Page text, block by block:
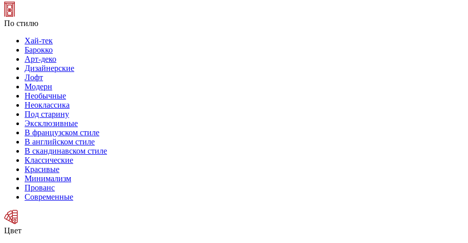
По стилю
Хай-тек
Барокко
Арт-деко
Дизайнерские
Лофт
Модерн
Необычные
Неоклассика
Под старину
Эксклюзивные
В французском стиле
В английском стиле
В скандинавском стиле
Классические
Красивые
Минимализм
Прованс
Современные
Цвет